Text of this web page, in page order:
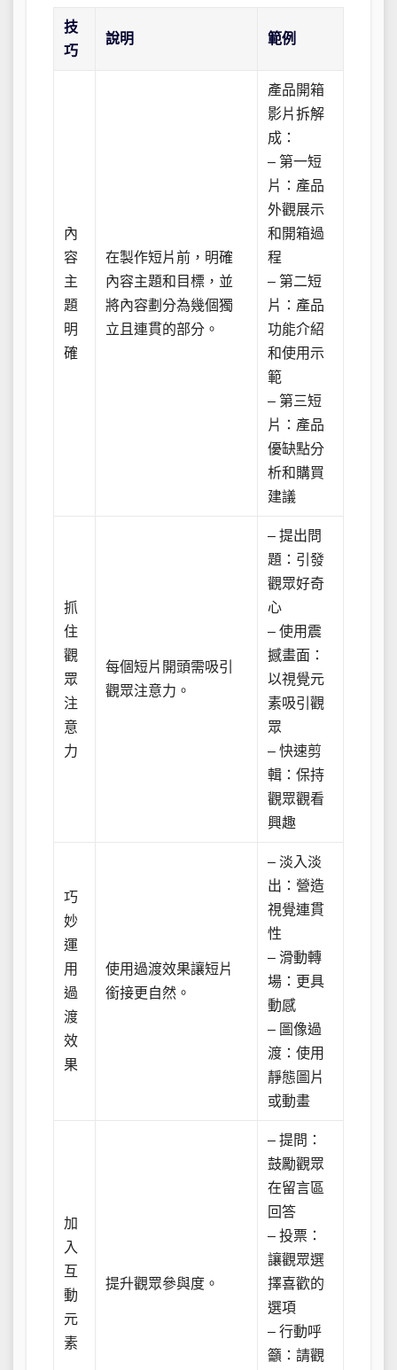
技
巧
說明 範例
內
容
主
題
明
確
在製作短片前，明確
內容主題和目標，並
將內容劃分為幾個獨
立且連貫的部分。
產品開箱
影片拆解
成：
– 第一短
片：產品
外觀展示
和開箱過
程
– 第二短
片：產品
功能介紹
和使用示
範
– 第三短
片：產品
優缺點分
析和購買
建議
抓
住
觀
眾
注
意
力
每個短片開頭需吸引
觀眾注意力。
– 提出問
題：引發
觀眾好奇
心
– 使用震
撼畫面：
以視覺元
素吸引觀
眾
– 快速剪
輯：保持
觀眾觀看
興趣
巧
妙
運
用
過
渡
效
果
使用過渡效果讓短片
銜接更自然。
– 淡入淡
出：營造
視覺連貫
性
– 滑動轉
場：更具
動感
– 圖像過
渡：使用
靜態圖片
或動畫
加
入
互
動
元
素
提升觀眾參與度。
– 提問：
鼓勵觀眾
在留言區
回答
– 投票：
讓觀眾選
擇喜歡的
選項
– 行動呼
籲：請觀